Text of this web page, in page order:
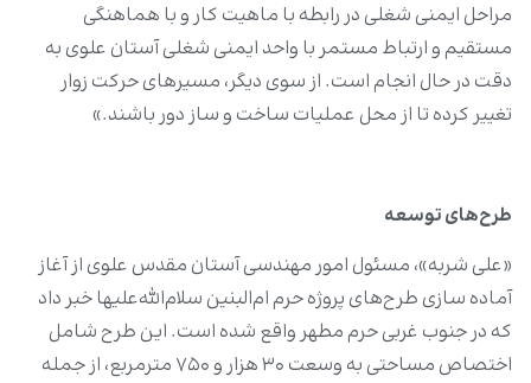
مراحل ایمنی شغلی در رابطه با ماهیت کار و با هماهنگی
مستقیم و ارتباط مستمر با واحد ایمنی شغلی آستان علوی به
دقت در حال انجام است. از سوی دیگر، مسیرهای حرکت زوار
تغییر کرده تا از محل عملیات ساخت و ساز دور باشند.»
طرح‌های توسعه
«علی شربه»، مسئول امور مهندسی آستان مقدس علوی از آغاز
آماده سازی طرح‌های پروژه حرم ام‌البنین سلام‌الله‌علیها خبر داد
که در جنوب غربی حرم مطهر واقع شده است. این طرح شامل
اختصاص مساحتی به وسعت ۳۰ هزار و ۷۵۰ مترمربع، از جمله